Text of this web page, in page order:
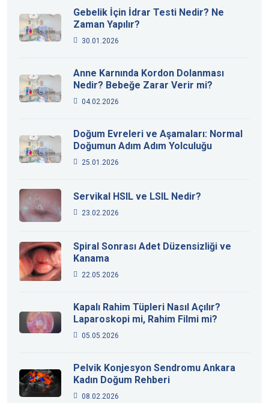
Gebelik İçin İdrar Testi Nedir? Ne
Zaman Yapılır?
30.01.2026
Anne Karnında Kordon Dolanması
Nedir? Bebeğe Zarar Verir mi?
04.02.2026
Doğum Evreleri ve Aşamaları: Normal
Doğumun Adım Adım Yolculuğu
25.01.2026
Servikal HSIL ve LSIL Nedir?
23.02.2026
Spiral Sonrası Adet Düzensizliği ve
Kanama
22.05.2026
Kapalı Rahim Tüpleri Nasıl Açılır?
Laparoskopi mi, Rahim Filmi mi?
05.05.2026
Pelvik Konjesyon Sendromu Ankara
Kadın Doğum Rehberi
08.02.2026